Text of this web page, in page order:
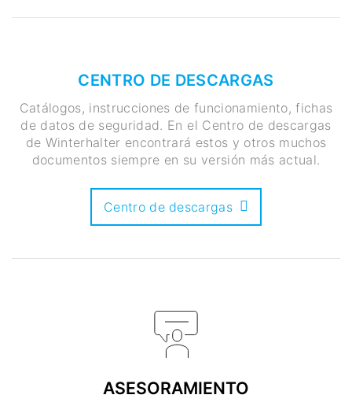
CENTRO DE DESCARGAS
Catálogos, instrucciones de funcionamiento, fichas
de datos de seguridad. En el Centro de descargas
de Winterhalter encontrará estos y otros muchos
documentos siempre en su versión más actual.
Centro de descargas
ASESORAMIENTO